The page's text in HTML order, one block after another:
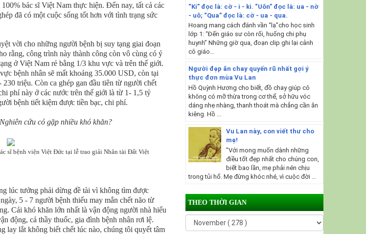
bác sĩ Việt Nam thực hiện. Đến nay, tất cả các
đã có một cuộc sống tốt hơn với tình trạng sức
vời cho những người bệnh bị suy tạng giai đoạn
rằng, công trình này thành công còn vô cùng có ý
ở Việt Nam rẻ bằng 1/3 khu vực và trên thế giới.
bệnh nhân sẽ mất khoảng 35.000 USD, còn tại
triệu. Còn ca ghép gan đầu tiên từ người chết
phí này ở các nước trên thế giới là từ 1- 1,5 tỷ
bệnh tiết kiệm được tiền bạc, chi phí.
cứu có gặp nhiều khó khăn?
sĩ bệnh viện Việt Đức tại lễ trao giải Nhân tài Đất Việt
lúc tưởng phải dừng đề tài vì không tìm được
5 - 7 người bệnh thiếu may mắn chết não từ
Cái khó khăn lớn nhất là vận động người nhà hiểu
động, cả thầy thuốc, gia đình bệnh nhân rơi lệ.
lay lắt không biết chết lúc nào, chúng tôi quyết tâm
“Ki” đọc là: cờ - i - ki. “Uôn” đọc là: ua - nờ
- uô; “Qua” đọc là: cờ - ua - qua.
Hoang mang cách đánh vần “lạ”cho học sinh
lớp 1: “Đến giáo sư còn rối, huống chi phụ
huynh” Những giờ qua, đoạn clip ghi lại cảnh
cô giáo...
Người đẹp ăn chay quyến rũ nhất gợi ý
thực đơn mùa Vu Lan
Hồ Quỳnh Hương cho biết, đồ chay giúp cô
không có mỡ thừa trong cơ thể, sở hữu vóc
dáng nhẹ nhàng, thanh thoát mà chẳng cần ăn
kiêng. Hồ ...
Vu Lan này, con viết thư cho
mẹ!
"Với mong muốn dành những
điều tốt đẹp nhất cho chúng con,
biết bao lần, mẹ phải nén chịu
trong tủi hổ. Mẹ đừng khóc nhé, vì cuộc đời ...
THEO THỜI GIAN